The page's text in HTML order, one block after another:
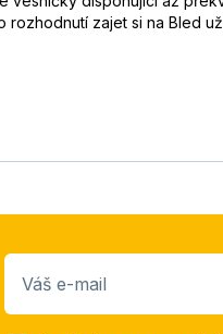
zajet si na Bled
Váš e-mail